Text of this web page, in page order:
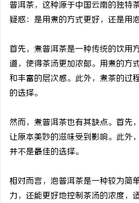
普洱茶，这种源于中国云南的独特
疑惑：是用煮的方式更好，还是用
首先，煮普洱茶是一种传统的饮用
道，使得茶汤更加浓郁。用煮的方
和丰富的层次感。此外，煮茶的过
的选择。
然而，煮普洱茶也有其缺点。首先
让原本美妙的滋味受到影响。此外
并不是最佳的选择。
相对而言，泡普洱茶是一种较为简
力，还能更好地控制茶汤的浓度，